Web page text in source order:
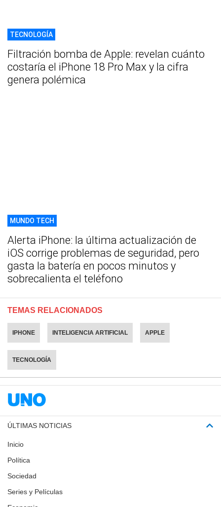
TECNOLOGÍA
Filtración bomba de Apple: revelan cuánto
costaría el iPhone 18 Pro Max y la cifra
genera polémica
MUNDO TECH
Alerta iPhone: la última actualización de
iOS corrige problemas de seguridad, pero
gasta la batería en pocos minutos y
sobrecalienta el teléfono
TEMAS RELACIONADOS
IPHONE INTELIGENCIA ARTIFICIAL APPLE
TECNOLOGÍA
ÚLTIMAS NOTICIAS
Inicio
Política
Sociedad
Series y Películas